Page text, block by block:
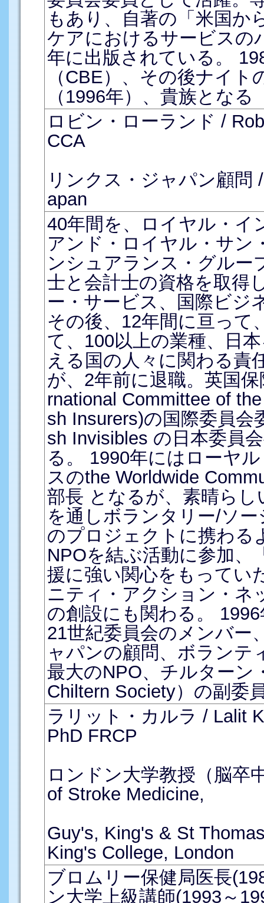
もあり、自著の「米国か
ケアにおけるサービスの
年に出版されている。
（CBE）、その後ナイト
（1996年）、貴族となる
ロビン・ローランド /
CCA
リンクス・ジャパン顧問
apan
40年間を、ロイヤル・イ
アンド・ロイヤル・サン
ンシュアランス・グルー
士と会計士の資格を取得
ー・サービス、国際ビジ
その後、12年間に亘って
て、100以上の業種、日
える国の人々に関わる責
が、2年前に退職。英国
rnational Committee of
sh Insurers)の国際委員会
sh Invisibles の日本委員
る。 1990年にはローヤ
スのthe Worldwide
部長 となるが、素晴ら
を通しボランタリー/ソ
のプロジェクトに携わる
NPOを結ぶ活動に参加、
援に強い関心をもってい
ニティ・アクション・ネ
の創設にも関わる。
21世紀委員会のメンバー
ャパンの顧問、ボランテ
最大のNPO、チルターン
Chiltern Society）の副委
ラリット・カルラ / Lalit
PhD FRCP
ロンドン大学教授（脳卒
of Stroke Medicine,
Guy's, King's & St
King's College, London
ブロムリー保健局医長
ン大学上級講師(1993～